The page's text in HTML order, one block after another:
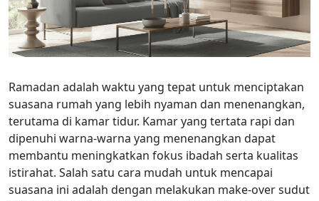
Ramadan adalah waktu yang tepat untuk menciptakan
suasana rumah yang lebih nyaman dan menenangkan,
terutama di kamar tidur. Kamar yang tertata rapi dan
dipenuhi warna-warna yang menenangkan dapat
membantu meningkatkan fokus ibadah serta kualitas
istirahat. Salah satu cara mudah untuk mencapai
suasana ini adalah dengan melakukan make-over sudut